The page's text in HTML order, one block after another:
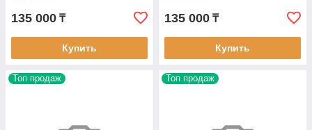
135 000 ₸
Купить
135 000 ₸
Купить
Топ продаж Топ продаж